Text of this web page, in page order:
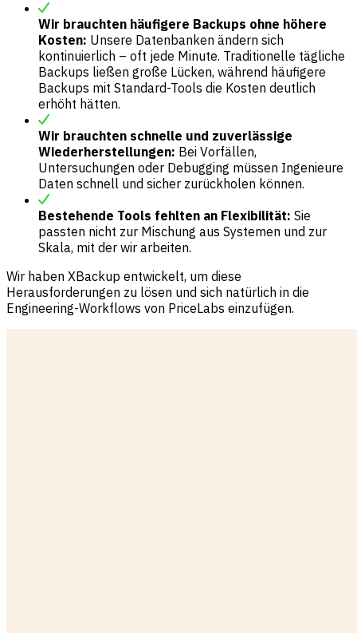
Wir brauchten häufigere Backups ohne höhere
Kosten: Unsere Datenbanken ändern sich
kontinuierlich – oft jede Minute. Traditionelle tägliche
Backups ließen große Lücken, während häufigere
Backups mit Standard-Tools die Kosten deutlich
erhöht hätten.
Wir brauchten schnelle und zuverlässige
Wiederherstellungen: Bei Vorfällen,
Untersuchungen oder Debugging müssen Ingenieure
Daten schnell und sicher zurückholen können.
Bestehende Tools fehlten an Flexibilität: Sie
passten nicht zur Mischung aus Systemen und zur
Skala, mit der wir arbeiten.
Wir haben XBackup entwickelt, um diese
Herausforderungen zu lösen und sich natürlich in die
Engineering-Workflows von PriceLabs einzufügen.